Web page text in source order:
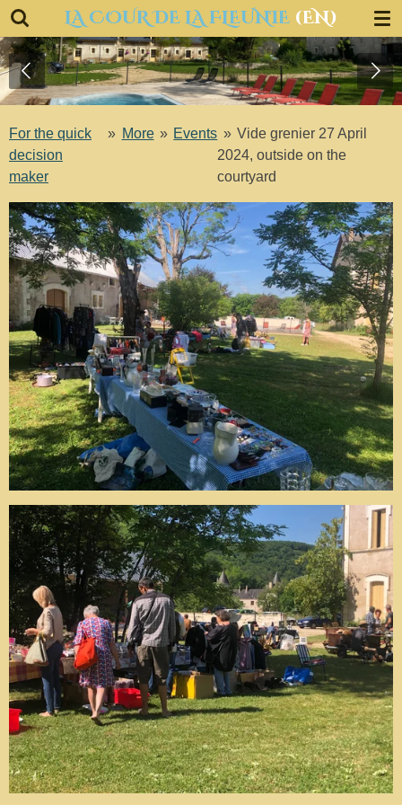
Ga
direct
naar
de
hoofdinhoud
LA COUR DE LA FLEUNIE (EN)
For the quick
decision
maker
» More » Events » Vide grenier 27 April
2024, outside on the
courtyard